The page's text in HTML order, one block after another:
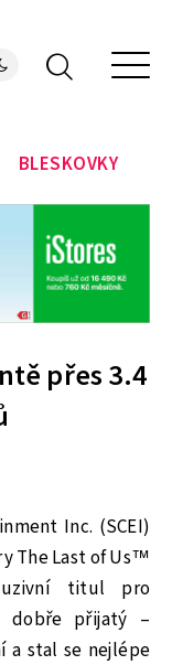
BLESKOVKY
přes 3.4
Inc. (SCEI)
The Last of Us™
titul pro
dobře přijatý –
a stal se nejlépe